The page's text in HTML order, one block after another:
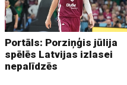
Portāls: Porziņģis jūlija
spēlēs Latvijas izlasei
nepalīdzēs